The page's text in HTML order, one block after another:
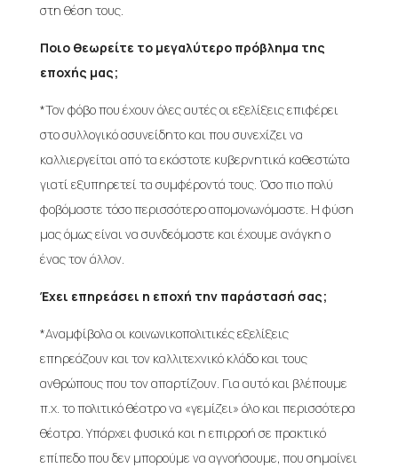
στη θέση τους.
Ποιο θεωρείτε το μεγαλύτερο πρόβλημα της
εποχής μας;
*Τον φόβο που έχουν όλες αυτές οι εξελίξεις επιφέρει
στο συλλογικό ασυνείδητο και που συνεχίζει να
καλλιεργείται από τα εκάστοτε κυβερνητικά καθεστώτα
γιατί εξυπηρετεί τα συμφέροντά τους. Όσο πιο πολύ
φοβόμαστε τόσο περισσότερο απομονωνόμαστε. Η φύση
μας όμως είναι να συνδεόμαστε και έχουμε ανάγκη ο
ένας τον άλλον.
Έχει επηρεάσει η εποχή την παράστασή σας;
*Αναμφίβολα οι κοινωνικοπολιτικές εξελίξεις
επηρεάζουν και τον καλλιτεχνικό κλάδο και τους
ανθρώπους που τον απαρτίζουν. Για αυτό και βλέπουμε
π.χ. το πολιτικό θέατρο να «γεμίζει» όλο και περισσότερα
θέατρα. Υπάρχει φυσικά και η επιρροή σε πρακτικό
επίπεδο που δεν μπορούμε να αγνοήσουμε, που σημαίνει